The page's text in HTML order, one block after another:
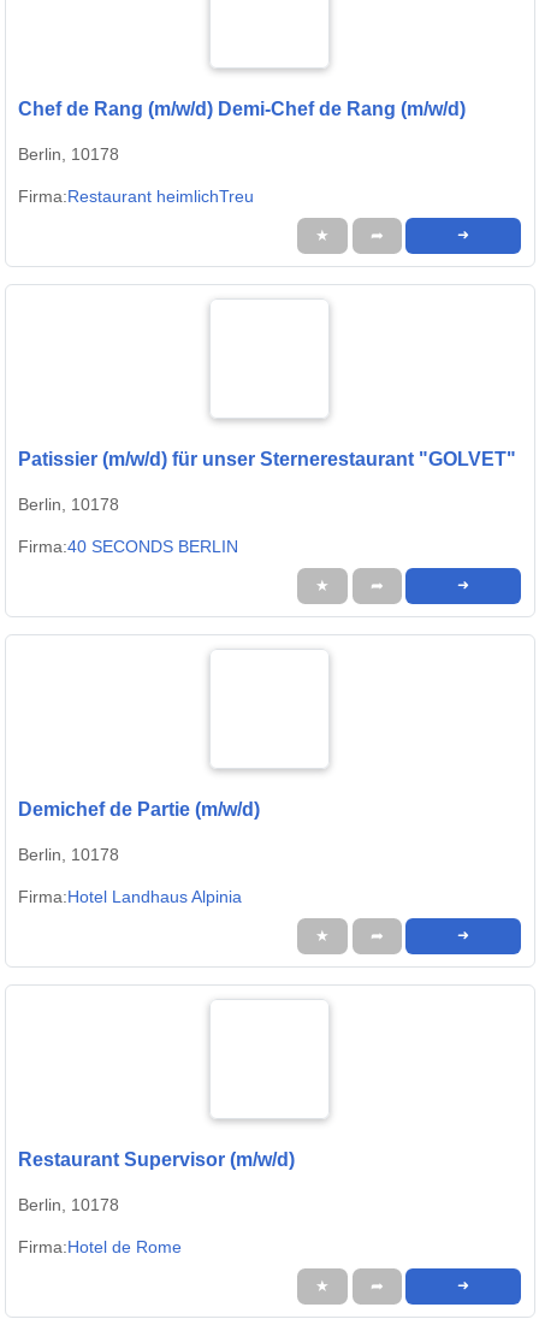
Chef de Rang (m/w/d) Demi-Chef de Rang (m/w/d)
Berlin, 10178
Firma:Restaurant heimlichTreu
★ ➦ ➜
Patissier (m/w/d) für unser Sternerestaurant "GOLVET"
Berlin, 10178
Firma:40 SECONDS BERLIN
★ ➦ ➜
Demichef de Partie (m/w/d)
Berlin, 10178
Firma:Hotel Landhaus Alpinia
★ ➦ ➜
Restaurant Supervisor (m/w/d)
Berlin, 10178
Firma:Hotel de Rome
★ ➦ ➜